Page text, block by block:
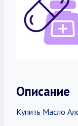
Описание
Купить Масло